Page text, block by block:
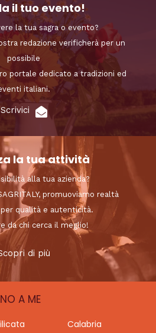
il tuo evento!
la tua sagra o evento?
redazione verificherà per un
possibile
portale dedicato a tradizioni ed
italiani.
Scrivici
la tua attività
alla tua azienda?
promuoviamo realtà
qualità e autenticità.
da chi cerca il meglio!
di più
A ME
Calabria